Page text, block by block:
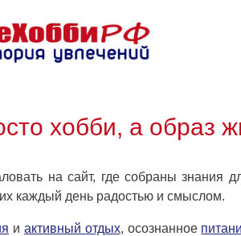
хобби, а образ
на сайт, где собраны знания
каждый день радостью и смыслом.
и активный отдых, осознанное